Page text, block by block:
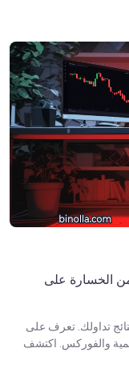
الخسارة على
تداولك. تعرف على
والفوركس. اكتشف